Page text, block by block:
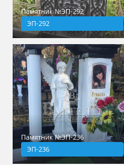
Памятник №ЭП-292
ЭП-292
Памятник №ЭП-236
ЭП-236